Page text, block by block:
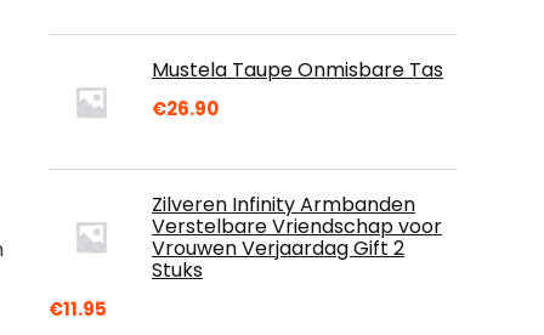
Mustela Taupe Onmisbare Tas
€26.90
Zilveren Infinity Armbanden
Verstelbare Vriendschap voor
Vrouwen Verjaardag Gift 2
Stuks
€11.95